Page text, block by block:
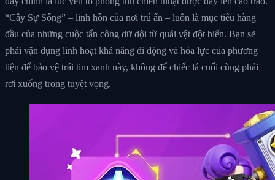
“Cây Sự Sống” – linh hồn của nơi trú ẩn – luôn là mục tiêu hàng
đầu của những cuộc tấn công dữ dội từ quái vật đột biến. Bạn sẽ
phải vận dụng linh hoạt khả năng di động và hỏa lực của phương
tiện để bảo vệ trái tim xanh này, không để chiếc lá cuối cùng phải
rơi xuống trong tuyệt vọng.